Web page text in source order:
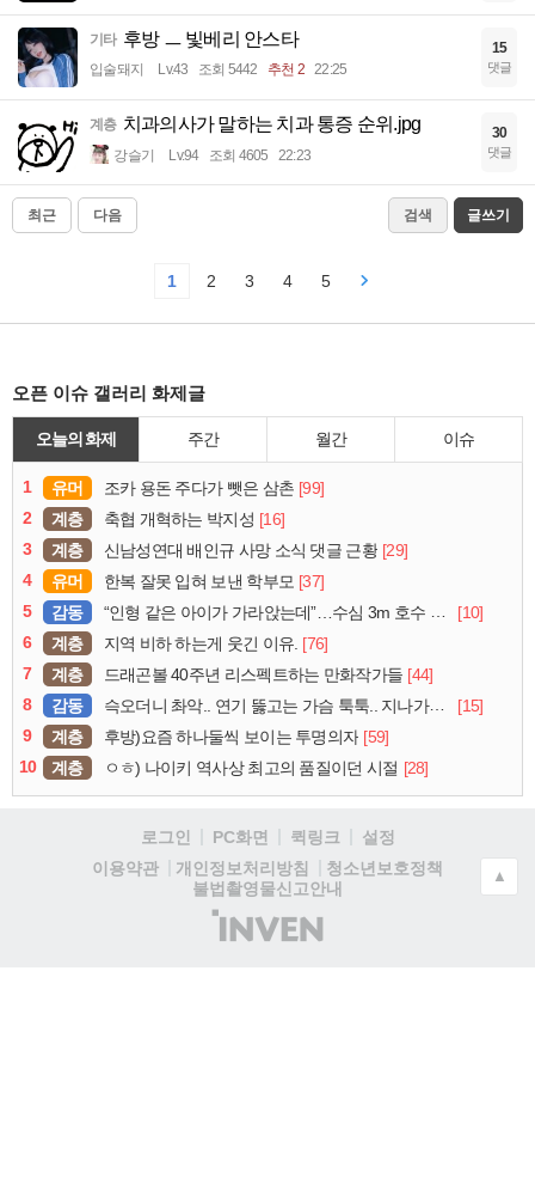
기타 후방 ㅡ 빛베리 안스타
입술돼지 Lv.43 조회 5442 추천 2 22:25
15
댓글
계층 치과의사가 말하는 치과 통증 순위.jpg
강슬기 Lv.94 조회 4605 22:23
30
댓글
최근 다음 검색 글쓰기
1 2 3 4 5
오픈 이슈 갤러리 화제글
오늘의 화제 주간 월간 이슈
1 유머 조카 용돈 주다가 뺏은 삼촌 [99]
2
계층 축협 개혁하는 박지성 [16]
3
계층 신남성연대 배인규 사망 소식 댓글 근황 [29]
4
유머 한복 잘못 입혀 보낸 학부모 [37]
5
감동 “인형 같은 아이가 가라앉는데”…수심 3m 호수 뛰어든 60대 의인
[10]
6
계층 지역 비하 하는게 웃긴 이유. [76]
7
계층 드래곤볼 40주년 리스펙트하는 만화작가들 [44]
8
감동 슥오더니 촤악.. 연기 뚫고는 가슴 툭툭.. 지나가던 아재의 정체
[15]
9
계층 후방)요즘 하나둘씩 보이는 투명의자 [59]
10
계층 ㅇㅎ) 나이키 역사상 최고의 품질이던 시절 [28]
로그인 PC화면 퀵링크
설정
이용약관
개인정보처리방침
청소년보호정책
불법촬영물신고안내
(주)
인
▲